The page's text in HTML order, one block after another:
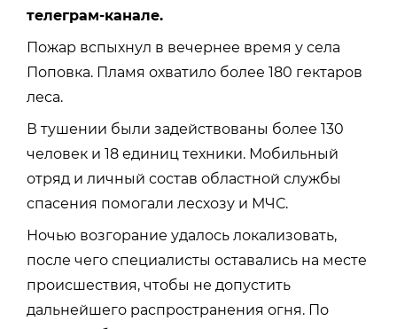
телеграм-канале.
Пожар вспыхнул в вечернее время у села
Поповка. Пламя охватило более 180 гектаров
леса.
В тушении были задействованы более 130
человек и 18 единиц техники. Мобильный
отряд и личный состав областной службы
спасения помогали лесхозу и МЧС.
Ночью возгорание удалось локализовать,
после чего специалисты оставались на месте
происшествия, чтобы не допустить
дальнейшего распространения огня. По